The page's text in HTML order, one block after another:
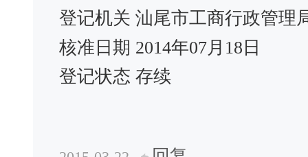
登记机关 汕尾市工商行政管理
核准日期 2014年07月18日
登记状态 存续